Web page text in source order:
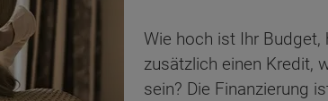
Wie hoch ist Ihr Budget,
zusätzlich einen Kredit,
sein? Die Finanzierung